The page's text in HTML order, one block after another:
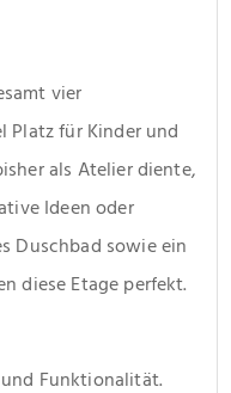
vier
Platz für Kinder und
als Atelier diente,
Ideen oder
Duschbad sowie ein
diese Etage perfekt.
Funktionalität.